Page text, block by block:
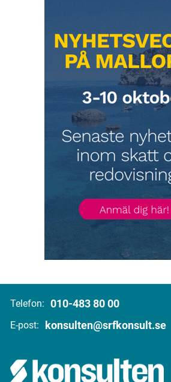
Telefon: 010-483 80 00
E-post: konsulten@srfkonsult.se